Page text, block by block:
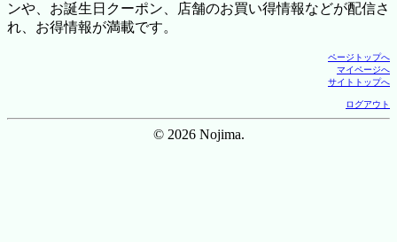
ンや、お誕生日クーポン、店舗のお買い得情報などが配信さ
れ、お得情報が満載です。
ページトップへ
マイページへ
サイトトップへ
ログアウト
© 2026 Nojima.